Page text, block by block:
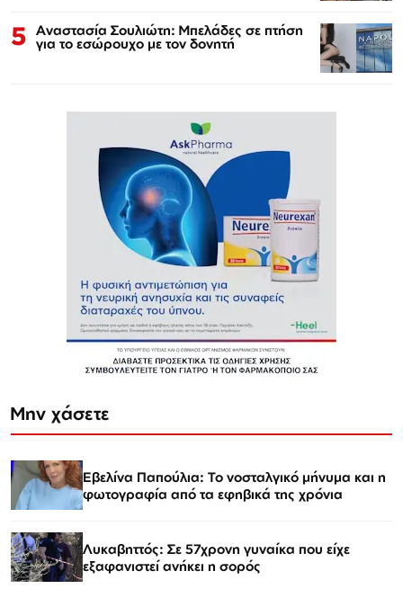
5 Αναστασία Σουλιώτη: Μπελάδες σε πτήση
για το εσώρουχο με τον δονητή
Μην χάσετε
Εβελίνα Παπούλια: Το νοσταλγικό μήνυμα και η
φωτογραφία από τα εφηβικά της χρόνια
Λυκαβηττός: Σε 57χρονη γυναίκα που είχε
εξαφανιστεί ανήκει η σορός